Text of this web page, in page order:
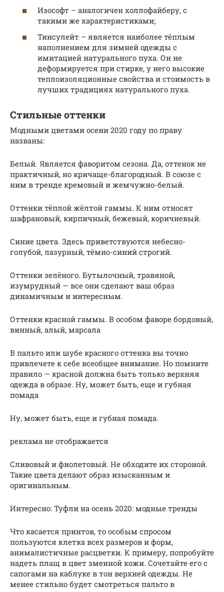
Изософт – аналогичен холлофайберу, с
такими же характеристиками;
Тинсулейт – является наиболее тёплым
наполнением для зимней одежды с
имитацией натурального пуха. Он не
деформируется при стирке, у него высокие
теплоизоляционные свойства и стоимость в
лучших традициях натурального пуха.
Стильные оттенки
Модными цветами осени 2020 году по праву
названы:
Белый. Является фаворитом сезона. Да, оттенок не
практичный, но кричаще-благородный. В союзе с
ним в тренде кремовый и жемчужно-белый.
Оттенки тёплой жёлтой гаммы. К ним относят
шафрановый, кирпичный, бежевый, коричневый.
Синие цвета. Здесь приветствуются небесно-
голубой, лазурный, тёмно-синий строгий.
Оттенки зелёного. Бутылочный, травяной,
изумрудный — все они сделают ваш образ
динамичным и интересным.
Оттенки красной гаммы. В особом фаворе бордовый,
винный, алый, марсала
В пальто или шубе красного оттенка вы точно
привлечете к себе всеобщее внимание. Но помните
правило — красной должна быть только верхняя
одежда в образе. Ну, может быть, еще и губная
помада
Ну, может быть, еще и губная помада.
реклама не отображается
Сливовый и фиолетовый. Не обходите их стороной.
Такие цвета делают образ изысканным и
оригинальным.
Интересно: Туфли на осень 2020: модные тренды
Что касается принтов, то особым спросом
пользуются клетка всех размеров и форм,
анималистичные расцветки. К примеру, попробуйте
надеть плащ в цвет змеиной кожи. Сочетайте его с
сапогами на каблуке в тон верхней одежды. Не
менее стильно будет смотреться пальто в